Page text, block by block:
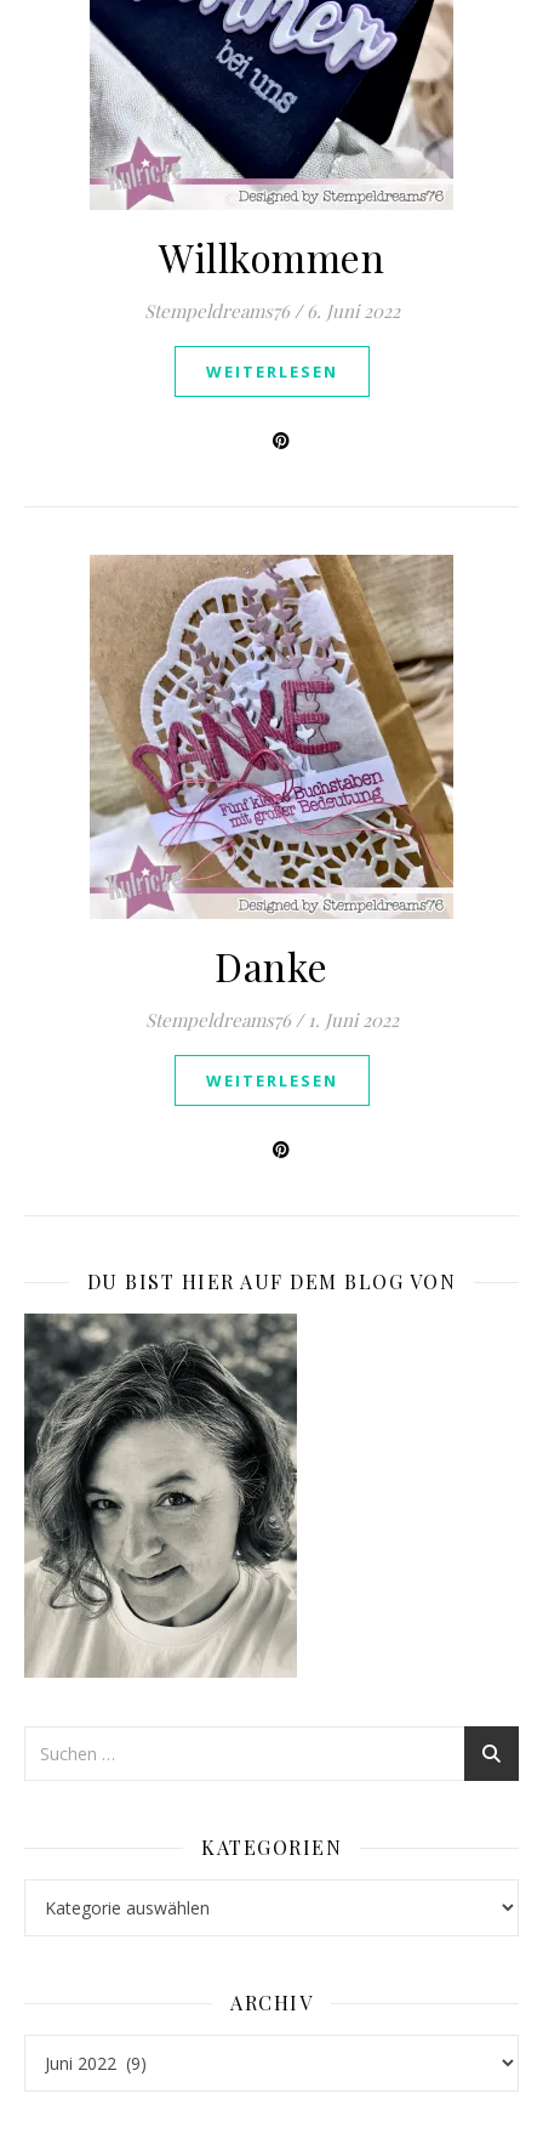
Willkommen
Stempeldreams76 / 6. Juni 2022
WEITERLESEN
Danke
Stempeldreams76 / 1. Juni 2022
WEITERLESEN
DU BIST HIER AUF DEM BLOG VON
KATEGORIEN
ARCHIV